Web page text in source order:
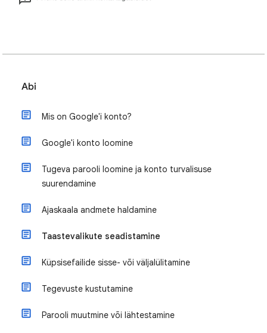
Abi
Mis on Google'i konto?
Google'i konto loomine
Tugeva parooli loomine ja konto turvalisuse
suurendamine
Ajaskaala andmete haldamine
Taastevalikute seadistamine
Küpsisefailide sisse- või väljalülitamine
Tegevuste kustutamine
Parooli muutmine või lähtestamine